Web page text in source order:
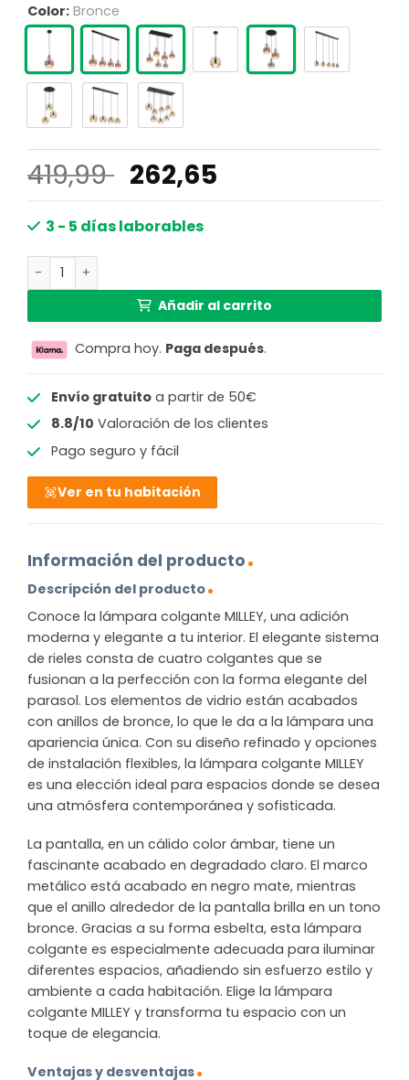
Color: Bronce
419,99 El
precio
original
262,65
3 - 5 días laborables
Lámpara colgante moderna con pantalla ámbar Milley
Añadir al carrito
Compra hoy. Paga después.
Envío gratuitoa partir de 50€
8.8/10 Valoración de los clientes
Pago seguro y fácil
Ver en tu habitación
Información del producto
Descripción del producto
Conoce la lámpara colgante MILLEY, una adición
moderna y elegante a tu interior. El elegante sistema
de rieles consta de cuatro colgantes que se
fusionan a la perfección con la forma elegante del
parasol. Los elementos de vidrio están acabados
con anillos de bronce, lo que le da a la lámpara una
apariencia única. Con su diseño refinado y opciones
de instalación flexibles, la lámpara colgante MILLEY
es una elección ideal para espacios donde se desea
una atmósfera contemporánea y sofisticada.
La pantalla, en un cálido color ámbar, tiene un
fascinante acabado en degradado claro. El marco
metálico está acabado en negro mate, mientras
que el anillo alrededor de la pantalla brilla en un tono
bronce. Gracias a su forma esbelta, esta lámpara
colgante es especialmente adecuada para iluminar
diferentes espacios, añadiendo sin esfuerzo estilo y
ambiente a cada habitación. Elige la lámpara
colgante MILLEY y transforma tu espacio con un
toque de elegancia.
Ventajas y desventajas